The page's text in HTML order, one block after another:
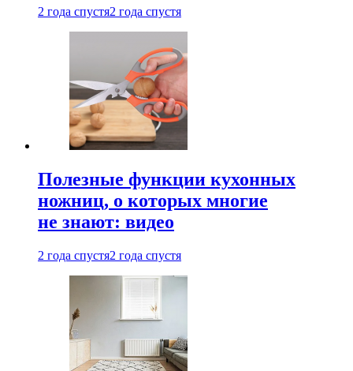
2 года спустя2 года спустя
Полезные функции кухонных
ножниц, о которых многие
не знают: видео
2 года спустя2 года спустя